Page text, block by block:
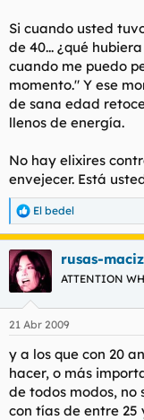
Si cuando usted
de 40... ¿qué
cuando me puedo
momento." Y ese
de sana edad
llenos de energía.
No hay elixires
envejecer. Está
R
e
a
c
c
i
e
:
El bedel
rusas-
ATTENTION
21 Abr 2009
y a los que con 20
hacer, o más
de todos modos, no
con tías de entre 25